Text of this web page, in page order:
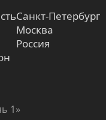
Санкт-Петербург
Москва
Россия
1»